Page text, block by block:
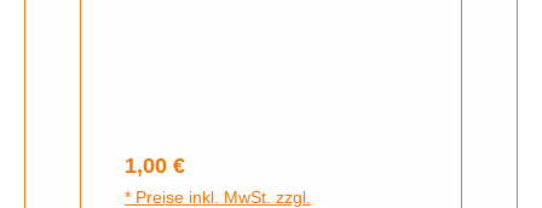
Regulärer Preis:
1,00 €
* Preise inkl. MwSt. zzgl.